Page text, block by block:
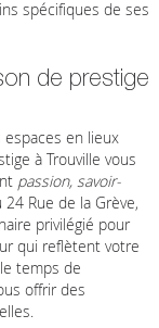
spécifiques de ses
de prestige
en lieux
à Trouville vous
passion, savoir-
Rue de la Grève,
privilégié pour
qui reflètent votre
temps de
offrir des